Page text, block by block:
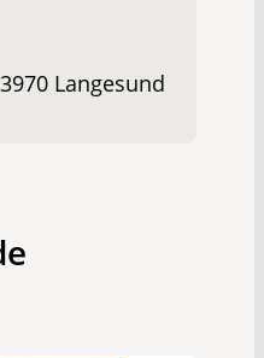
Langesund